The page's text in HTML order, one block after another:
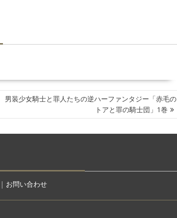
男装少女騎士と罪人たちの逆ハーファンタジー「赤毛の
トアと罪の騎士団」1巻
お問い合わせ